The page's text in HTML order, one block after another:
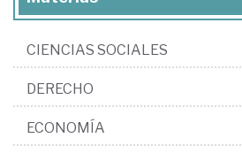
CIENCIAS SOCIALES
DERECHO
ECONOMÍA